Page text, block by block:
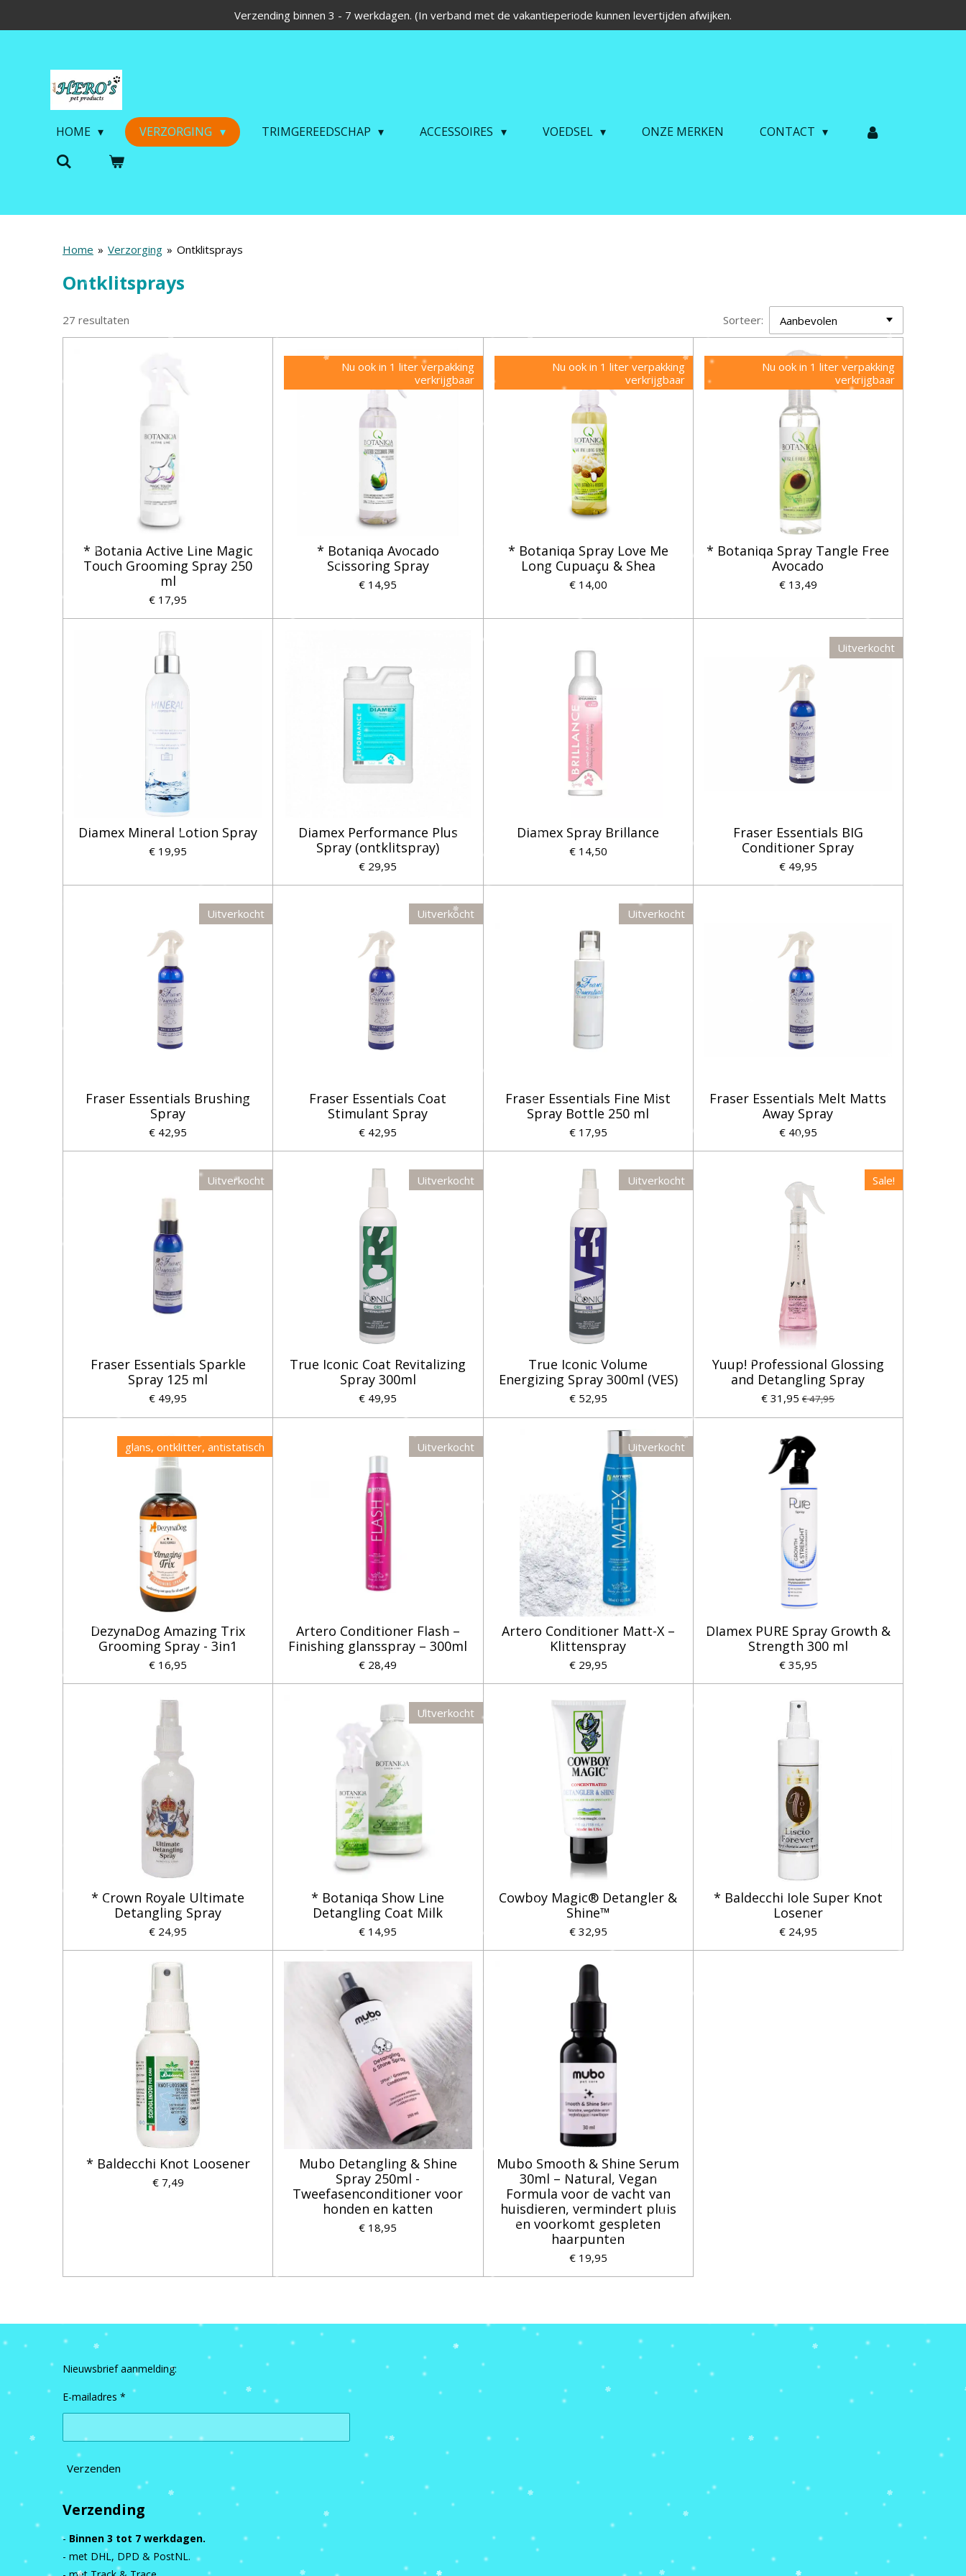
hoofdinhoud
Verzending binnen 3 - 7 werkdagen. (In verband met de vakantieperiode kunnen levertijden afwijken.
HOME VERZORGING TRIMGEREEDSCHAP ACCESSOIRES VOEDSEL ONZE MERKEN CONTACT
Home » Verzorging » Ontklitsprays
Ontklitsprays
27 resultaten Sorteer:
* Botania Active Line Magic
Touch Grooming Spray 250
ml
€ 17,95
Nu ook in 1 liter verpakking
verkrijgbaar
* Botaniqa Avocado
Scissoring Spray
€ 14,95
Nu ook in 1 liter verpakking
verkrijgbaar
* Botaniqa Spray Love Me
Long Cupuaçu & Shea
€ 14,00
Nu ook in 1 liter verpakking
verkrijgbaar
* Botaniqa Spray Tangle Free
Avocado
€ 13,49
Diamex Mineral Lotion Spray
€ 19,95
Diamex Performance Plus
Spray (ontklitspray)
€ 29,95
Diamex Spray Brillance
€ 14,50
Uitverkocht
Fraser Essentials BIG
Conditioner Spray
€ 49,95
Uitverkocht
Fraser Essentials Brushing
Spray
€ 42,95
Uitverkocht
Fraser Essentials Coat
Stimulant Spray
€ 42,95
Uitverkocht
Fraser Essentials Fine Mist
Spray Bottle 250 ml
€ 17,95
Fraser Essentials Melt Matts
Away Spray
€ 40,95
Uitverkocht
Fraser Essentials Sparkle
Spray 125 ml
€ 49,95
Uitverkocht
True Iconic Coat Revitalizing
Spray 300ml
€ 49,95
Uitverkocht
True Iconic Volume
Energizing Spray 300ml (VES)
€ 52,95
Sale!
Yuup! Professional Glossing
and Detangling Spray
€ 31,95 € 47,95
glans, ontklitter, antistatisch
DezynaDog Amazing Trix
Grooming Spray - 3in1
€ 16,95
Uitverkocht
Artero Conditioner Flash –
Finishing glansspray – 300ml
€ 28,49
Uitverkocht
Artero Conditioner Matt-X –
Klittenspray
€ 29,95
DIamex PURE Spray Growth &
Strength 300 ml
€ 35,95
* Crown Royale Ultimate
Detangling Spray
€ 24,95
Uitverkocht
* Botaniqa Show Line
Detangling Coat Milk
€ 14,95
Cowboy Magic® Detangler &
Shine™
€ 32,95
* Baldecchi Iole Super Knot
Losener
€ 24,95
* Baldecchi Knot Loosener
€ 7,49
Mubo Detangling & Shine
Spray 250ml -
Tweefasenconditioner voor
honden en katten
€ 18,95
Mubo Smooth & Shine Serum
30ml – Natural, Vegan
Formula voor de vacht van
huisdieren, vermindert pluis
en voorkomt gespleten
haarpunten
€ 19,95
Nieuwsbrief aanmelding:
E-mailadres *
Verzenden
Verzending
- Binnen 3 tot 7 werkdagen.
- met DHL, DPD & PostNL.